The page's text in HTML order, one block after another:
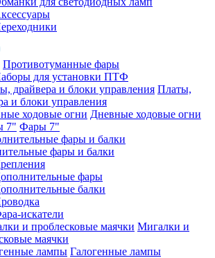
Противотуманные фары
для установки ПТФ
Платы,
и блоки управления
Дневные ходовые огни
Фары 7"
фары и балки
фары
балки
искатели
Мигалки и
маячки
Галогенные лампы